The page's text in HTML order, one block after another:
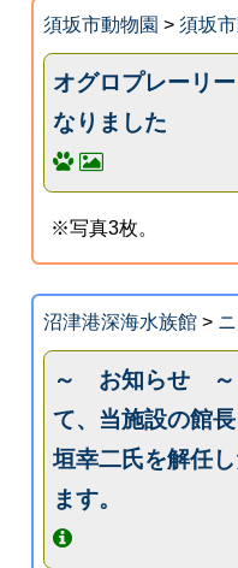
須坂市動物園 > 須坂
オグロプレーリ
なりました
※写真3枚。
沼津港深海水族館>
～ お知らせ ～
て、当施設の館
垣幸二氏を解任
ます。